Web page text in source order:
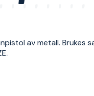
av metall. Brukes